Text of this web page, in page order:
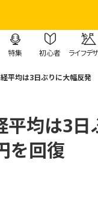
特集 初心者 ライフデ
経平均は3日ぶりに大幅反
平均は3
を回復